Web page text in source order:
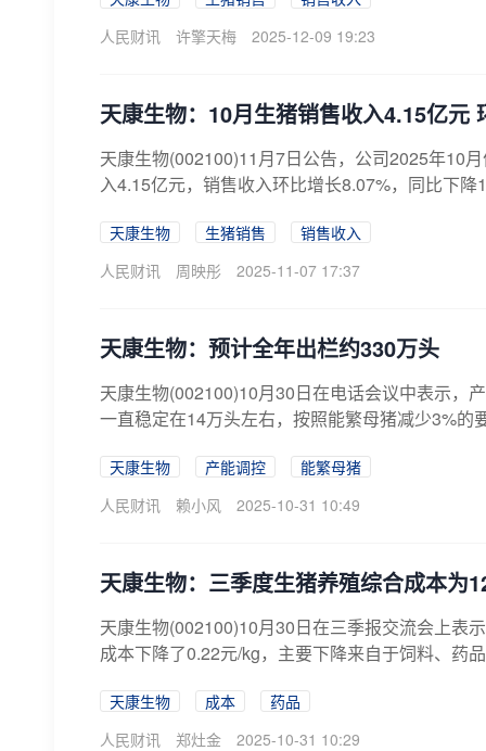
人民财讯
许擎天梅 2025-12-09 19:23
天康生物：10月生猪销售收入4.15亿元
天康生物(002100)11月7日公告，公司2025年10
入4.15亿元，销售收入环比增长8.07%，同比下降
天康生物 生猪销售
销售收入
人民财讯
周映彤 2025-11-07 17:37
天康生物：预计全年出栏约330万头
天康生物(002100)10月30日在电话会议中表示，
一直稳定在14万头左右，按照能繁母猪减少3%
天康生物 产能调控
能繁母猪
人民财讯
赖小风 2025-10-31 10:49
天康生物：三季度生猪养殖综合成本为
天康生物(002100)10月30日在三季报交流会上表
成本下降了0.22元/kg，主要下降来自于饲料、药
天康生物 成本
药品
人民财讯
郑灶金 2025-10-31 10:29